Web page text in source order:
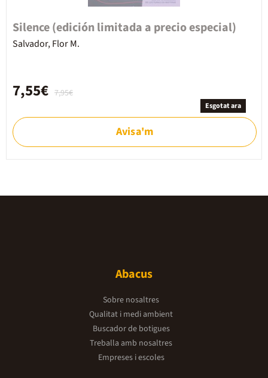
Silence (edición limitada a precio especial)
Salvador, Flor M.
7,95€
7,55€
Esgotat ara
Avisa'm
Abacus
Sobre nosaltres
Qualitat i medi ambient
Buscador de botigues
Treballa amb nosaltres
Empreses i escoles